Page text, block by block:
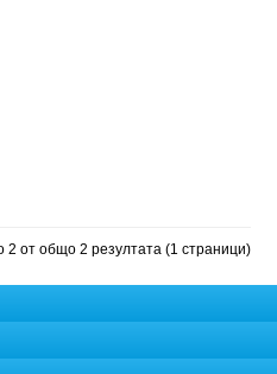
2 от общо 2 резултата (1 страници)